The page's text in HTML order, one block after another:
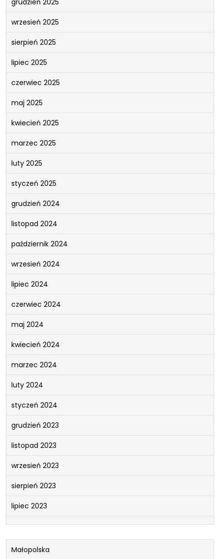
grudzień 2025
wrzesień 2025
sierpień 2025
lipiec 2025
czerwiec 2025
maj 2025
kwiecień 2025
marzec 2025
luty 2025
styczeń 2025
grudzień 2024
listopad 2024
październik 2024
wrzesień 2024
lipiec 2024
czerwiec 2024
maj 2024
kwiecień 2024
marzec 2024
luty 2024
styczeń 2024
grudzień 2023
listopad 2023
wrzesień 2023
sierpień 2023
lipiec 2023
Małopolska